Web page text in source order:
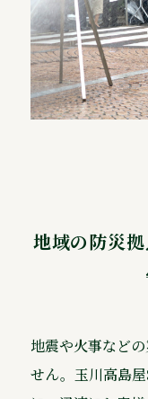
地域の防災
地震や火事など
せん。玉川高島